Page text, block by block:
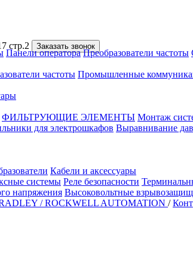
стр.2 Заказать звонок
Панели оператора Преобразователи частоты
частоты Промышленные
ФИЛЬТРУЮЩИЕ ЭЛЕМЕНТЫ Монтаж
для электрошкафов Выравнивание
Кабели и аксессуары
системы Реле безопасности
напряжения Высоковольтные
/ ROCKWELL AUTOMATION /